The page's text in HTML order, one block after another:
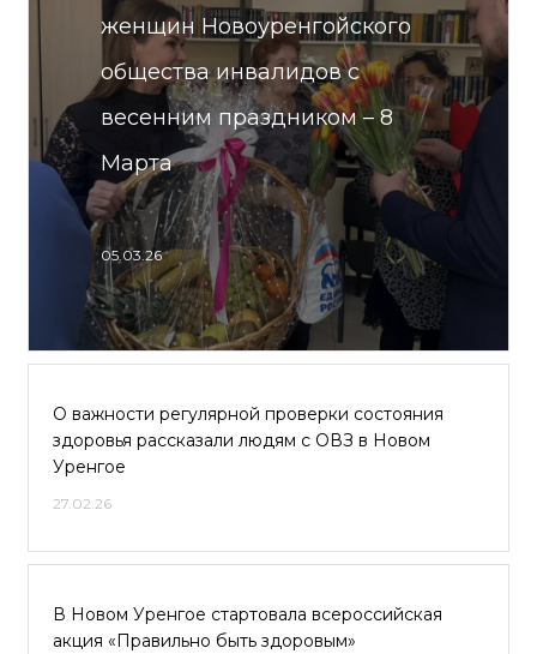
женщин Новоуренгойского
общества инвалидов с
весенним праздником – 8
Марта
05.03.26
О важности регулярной проверки состояния
здоровья рассказали людям с ОВЗ в Новом
Уренгое
27.02.26
В Новом Уренгое стартовала всероссийская
акция «Правильно быть здоровым»